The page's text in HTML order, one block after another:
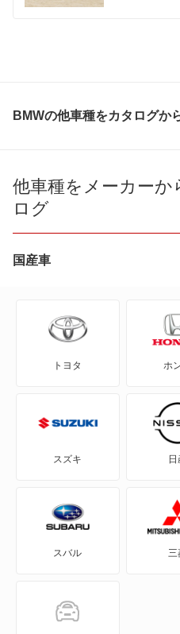
BMWの他車種をカタログか
1シリーズカブリオレ
1シリーズクーペ
2シリーズアクティブツアラー
2シリーズクーペ
2シリーズグランクーペ
3シリーズグランツーリスモ
3シリーズコンパクト
他車種をメーカーか
ログ
国産車
トヨタ ホ
スズキ
スバル 三